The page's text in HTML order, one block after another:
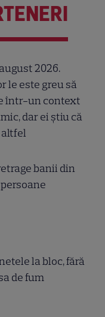
2026.
le este greu să
într-un context
dar ei știu că
altfel
banii din
la bloc, fără
de fum